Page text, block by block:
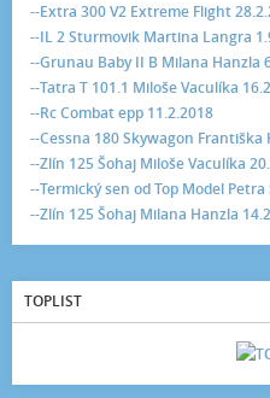
--Extra 300 V2 Extreme Flight
--IL 2 Sturmovik Martina Langra
--Grunau Baby II B Milana Hanzla
--Tatra T 101.1 Miloše Vaculíka
--Rc Combat epp 11.2.2018
--Cessna 180 Skywagon Františka
--Zlín 125 Šohaj Miloše Vaculíka
--Termický sen od Top Model
--Zlín 125 Šohaj Milana Hanzla
TOPLIST